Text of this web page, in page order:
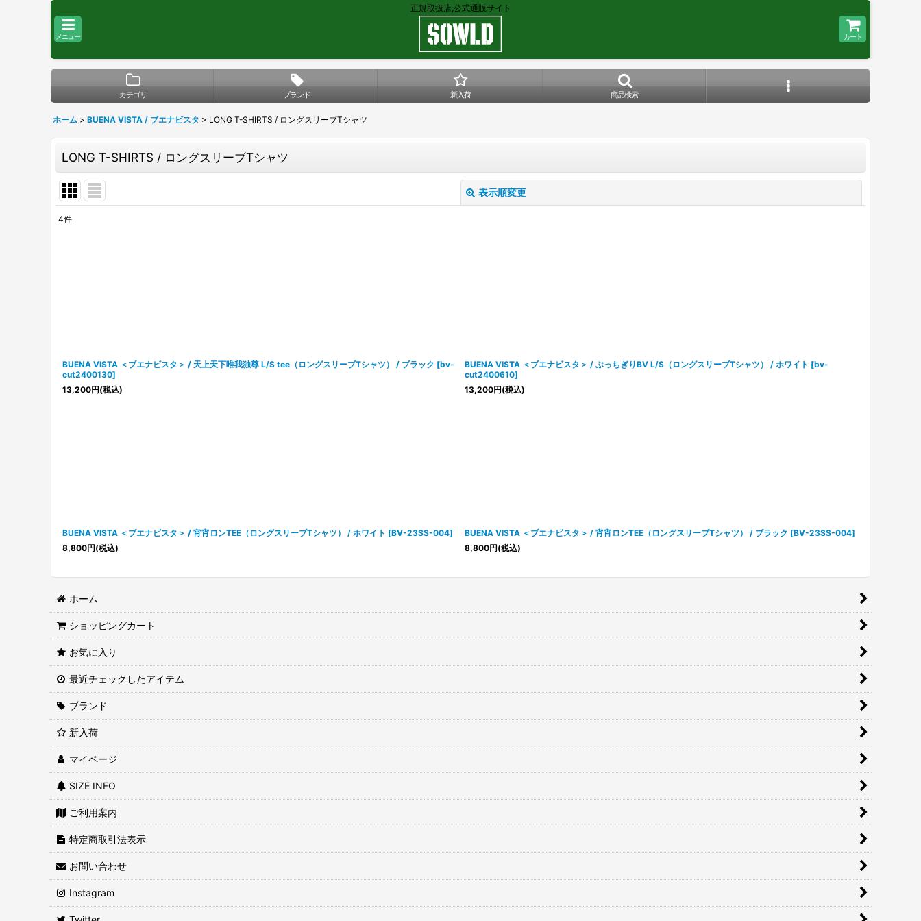
正規取扱店,公式通販サイト
メニュー カート
カテゴリ ブランド 新入荷 商品検索
ホーム > BUENA VISTA / ブエナビスタ > LONG T-SHIRTS / ロングスリーブTシャツ
LONG T-SHIRTS / ロングスリーブTシャツ
表示順変更
4件
BUENA VISTA ＜ブエナビスタ＞ / 天上天下唯我独尊 L/S tee（ロングスリーブTシャツ） / ブラック [bv-
cut2400130]
13,200円(税込)
BUENA VISTA ＜ブエナビスタ＞ / ぶっちぎりBV L/S（ロングスリーブTシャツ） / ホワイト [bv-
cut2400610]
13,200円(税込)
BUENA VISTA ＜ブエナビスタ＞ / 宵宵ロンTEE（ロングスリーブTシャツ） / ホワイト [BV-23SS-004]
8,800円(税込)
BUENA VISTA ＜ブエナビスタ＞ / 宵宵ロンTEE（ロングスリーブTシャツ） / ブラック [BV-23SS-004]
8,800円(税込)
ホーム
ショッピングカート
お気に入り
最近チェックしたアイテム
ブランド
新入荷
マイページ
SIZE INFO
ご利用案内
特定商取引法表示
お問い合わせ
Instagram